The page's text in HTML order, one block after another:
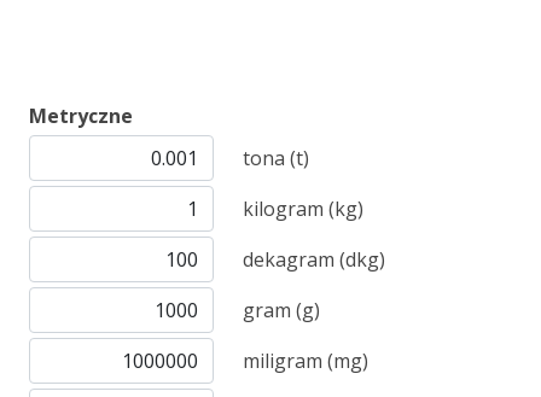
Metryczne
tona (t)
kilogram (kg)
dekagram (dkg)
gram (g)
miligram (mg)